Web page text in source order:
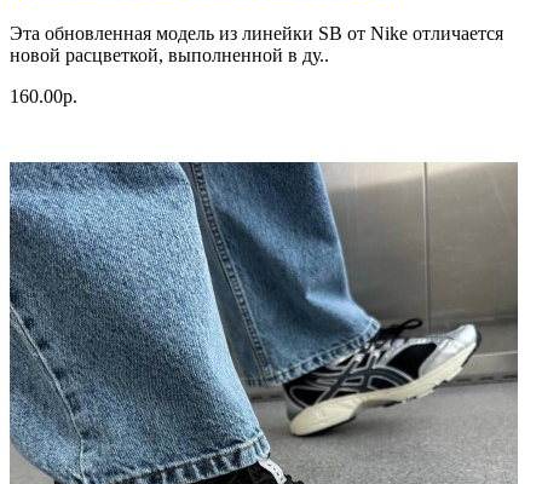
Эта обновленная модель из линейки SB от Nike отличается
новой расцветкой, выполненной в ду..
160.00р.